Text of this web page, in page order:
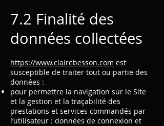
7.2 Finalité des
données collectées
https://www.clairebesson.com est
susceptible de traiter tout ou partie des
données :
pour permettre la navigation sur le Site
et la gestion et la traçabilité des
prestations et services commandés par
l’utilisateur : données de connexion et